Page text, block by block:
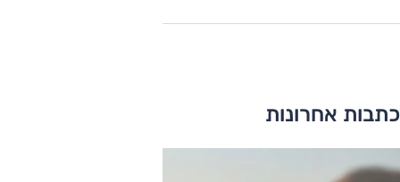
כתבות אחרונות